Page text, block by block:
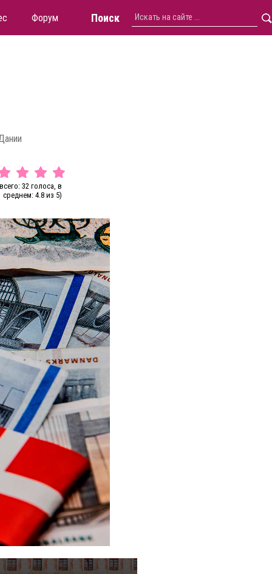
Форум Поиск
32 голоса, в
среднем: 4.8 из 5)